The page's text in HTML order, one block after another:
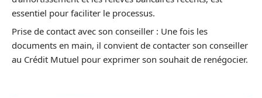
essentiel pour faciliter le processus.
Prise de contact avec son conseiller : Une fois les
documents en main, il convient de contacter son conseiller
au Crédit Mutuel pour exprimer son souhait de renégocier.